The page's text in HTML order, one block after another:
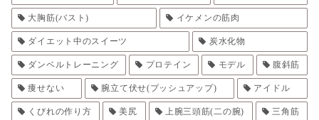
大胸筋(バスト) イケメンの筋肉
ダイエット中のスイーツ 炭水化物
ダンベルトレーニング プロテイン モデル 腹斜筋
痩せない 腕立て伏せ(プッシュアップ) アイドル
くびれの作り方 美尻 上腕三頭筋(二の腕) 三角筋